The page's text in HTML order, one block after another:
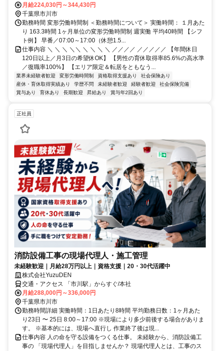
伴う転勤はありません。 ◎マイカー通勤OK
月給224,030円～344,430円
千葉県市川市
勤務時間 変形労働時間制 ＜勤務時間について＞ 実働時間： １月あた
り 163.3時間 1ヶ月単位の変形労働時間制 週実働 平均40時間 【シフ
ト例】 早番／07:00～17:00（休憩1.5...
仕事内容 ＼ ＼ ＼ ＼＼ ＼ ＼ ＼ ＼ ／／／／ ／／／／／ 【年間休日
120日以上／月3日の希望休OK】 【男性の育休取得率85.6%の高水準
／復職率100%】 【エリア限定＆転居をともなう...
業界未経験者歓迎 変形労働時間制 資格取得支援あり
社会保険あり
産休・育休取得実績あり
学歴不問 未経験者歓迎 経験者歓迎
社会保険完備
賞与あり
育休あり 長期歓迎 昇給あり 賞与年2回あり
正社員
消防設備工事の現場代理人・施工管理
未経験歓迎｜月給28万円以上｜資格支援｜20・30代活躍中
株式会社YuzuDEN
交通・アクセス 「市川駅」からすぐ/本社
月給288,000円～336,000円
千葉県市川市
勤務時間詳細 実働時間：1日あたり8時間 平均勤務日数：1ヶ月あた
り23日 〜 25日 8:00～17:00 ※現場により多少前後する場合がありま
す。 ※基本的には、現場へ直行し 作業終了後は現...
仕事内容 人の命を守る設備をつくる仕事。 未経験から、消防設備工
事の 「現場代理人」を目指しませんか？ 現場代理人とは、工事のス